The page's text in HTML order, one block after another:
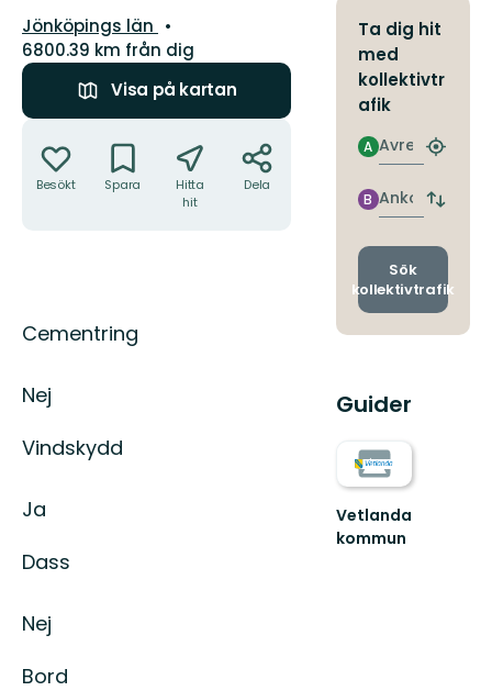
Län:
Jönköpings län
6800.39 km från dig
Visa på kartan
Besökt Spara
Hitta
hit
Dela
Beskrivning
Cementring
Nej
Vindskydd
Ja
Dass
Nej
Bord
Ta dig hit
med
kollektivtr
afik
Avresa
A
Hitta
Ankomst
B
Byt
och
Sök
kollektivtrafik
Guider
Vetlanda
kommun